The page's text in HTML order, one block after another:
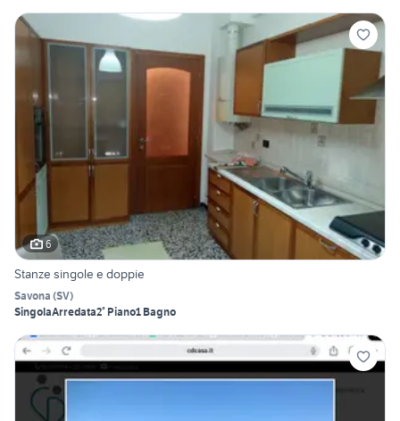
6
Stanze singole e doppie
Savona (SV)
SingolaArredata2° Piano1 Bagno